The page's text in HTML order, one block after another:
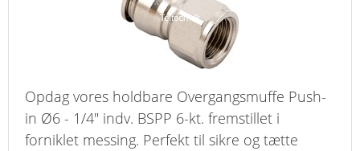
Opdag vores holdbare Overgangsmuffe Push-
in Ø6 - 1/4" indv. BSPP 6-kt. fremstillet i
forniklet messing. Perfekt til sikre og tætte